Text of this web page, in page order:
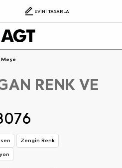
EVİNİ TASARLA
RENK VE
Zengin Renk